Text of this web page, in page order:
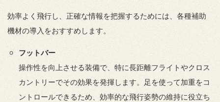
効率よく飛行し、正確な情報を把握するためには、各種補助
機材の導入をおすすめします。
フットバー
操作性を向上させる装備で、特に長距離フライトやクロス
カントリーでその効果を発揮します。足を使って加重をコ
ントロールできるため、効率的な飛行姿勢の維持に役立ち